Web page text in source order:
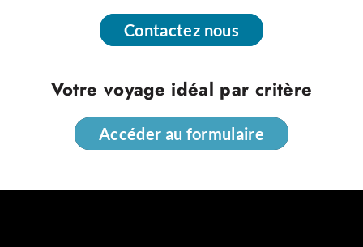
Contactez nous
Votre voyage idéal par critère
Accéder au formulaire